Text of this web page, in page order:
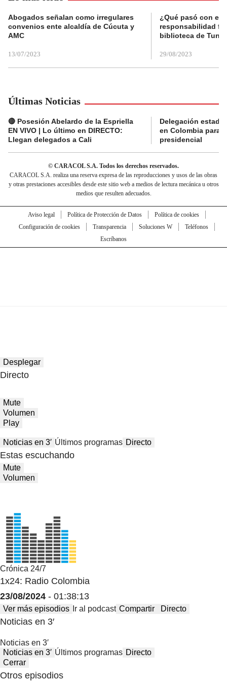
Abogados señalan como irregulares
convenios ente alcaldía de Cúcuta y
AMC
13/07/2023
¿Qué pasó con el
responsabilidad
biblioteca de
29/08/2023
Últimas Noticias
🔴 Posesión Abelardo de la Espriella
EN VIVO | Lo último en DIRECTO:
Llegan delegados a Cali
Delegación
en Colombia para
presidencial
© CARACOL S.A. Todos los derechos reservados.
CARACOL S.A. realiza una reserva expresa de las reproducciones y usos de las obras
y otras prestaciones accesibles desde este sitio web a medios de lectura mecánica u otros
medios que resulten adecuados.
Aviso legal Política de Protección de Datos
Política de cookies
Configuración de cookies
Transparencia Soluciones W
Teléfonos
Escríbanos
Desplegar
Directo
Mute
Volumen
Play
Noticias en 3′ Últimos programas Directo
Estas escuchando
Mute
Volumen
Crónica 24/7
1x24: Radio Colombia
23/08/2024 - 01:38:13
Ver más episodios Ir al podcast Compartir Directo
Noticias en 3′
Noticias en 3′
Noticias en 3′ Últimos programas Directo
Cerrar
Otros episodios